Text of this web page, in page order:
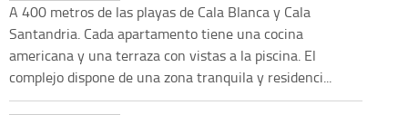
A 400 metros de las playas de Cala Blanca y Cala
Santandria. Cada apartamento tiene una cocina
americana y una terraza con vistas a la piscina. El
complejo dispone de una zona tranquila y residenci...